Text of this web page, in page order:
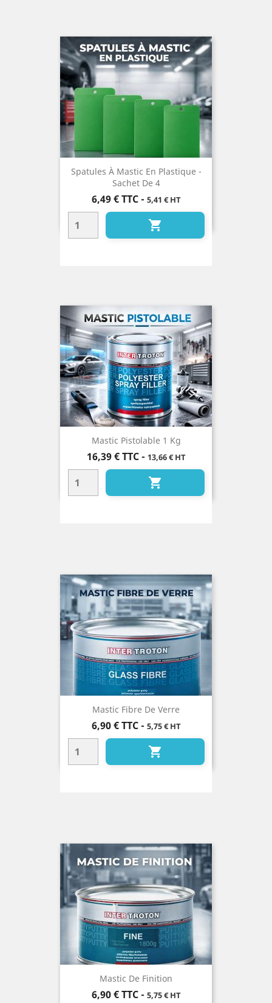
Spatules À Mastic En Plastique -
Sachet De 4
Prix
6,49 € TTC- 5,41 € HT

Mastic Pistolable 1 Kg
Prix
16,39 € TTC- 13,66 € HT

Mastic Fibre De Verre
Prix
6,90 € TTC- 5,75 € HT

Mastic De Finition
Prix
6,90 € TTC- 5,75 € HT